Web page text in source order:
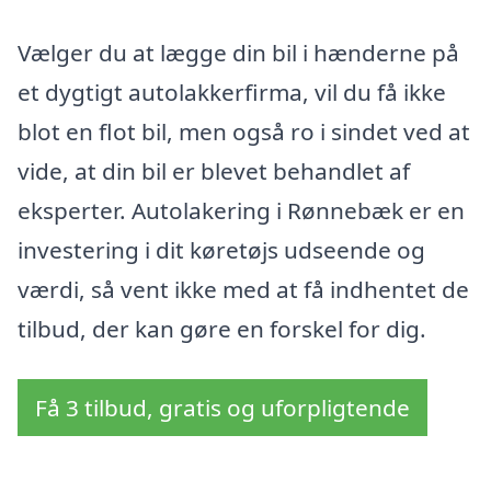
Vælger du at lægge din bil i hænderne på
et dygtigt autolakkerfirma, vil du få ikke
blot en flot bil, men også ro i sindet ved at
vide, at din bil er blevet behandlet af
eksperter. Autolakering i Rønnebæk er en
investering i dit køretøjs udseende og
værdi, så vent ikke med at få indhentet de
tilbud, der kan gøre en forskel for dig.
Få 3 tilbud, gratis og uforpligtende